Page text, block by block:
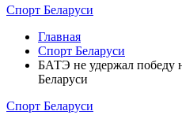
Спорт Беларуси
Главная
Спорт Беларуси
БАТЭ не удержал победу
Беларуси
Спорт Беларуси